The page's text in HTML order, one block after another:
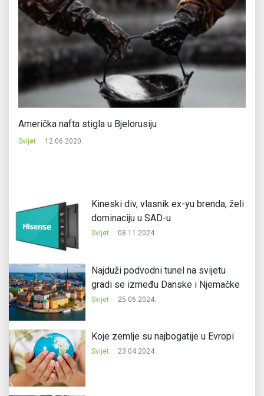
Američka nafta stigla u Bjelorusiju
Svijet 12.06.2020.
Kineski div, vlasnik ex-yu brenda, želi
dominaciju u SAD-u
Svijet 08.11.2024.
Najduži podvodni tunel na svijetu
gradi se između Danske i Njemačke
Svijet 25.06.2024.
Koje zemlje su najbogatije u Evropi
Svijet 23.04.2024.